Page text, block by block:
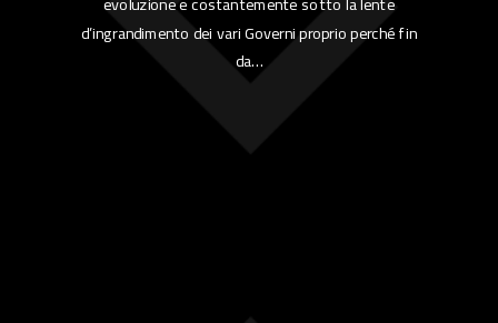
d’ingrandimento dei vari Governi proprio perché fin
da…